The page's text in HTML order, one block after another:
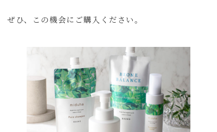
ぜひ、この機会にご購入ください。